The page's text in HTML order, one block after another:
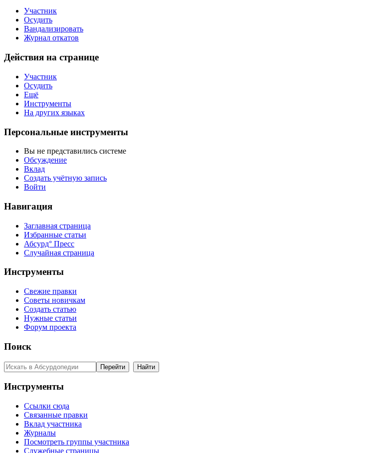
Участник
Осудить
Вандализировать
Журнал откатов
Действия на странице
Участник
Осудить
Ещё
Инструменты
На других языках
Персональные инструменты
Вы не представились системе
Обсуждение
Вклад
Создать учётную запись
Войти
Навигация
Заглавная страница
Избранные статьи
Абсурд° Пресс
Случайная страница
Инструменты
Свежие правки
Советы новичкам
Создать статью
Нужные статьи
Форум проекта
Поиск
Инструменты
Ссылки сюда
Связанные правки
Вклад участника
Журналы
Посмотреть группы участника
Служебные страницы